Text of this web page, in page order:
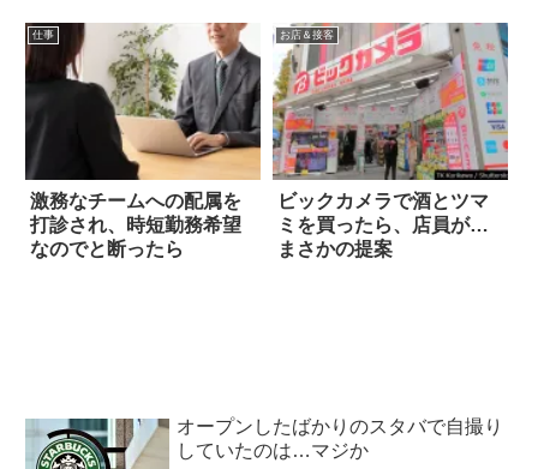
仕事
激務なチームへの配属を
打診され、時短勤務希望
なのでと断ったら
お店＆接客
ビックカメラで酒とツマ
ミを買ったら、店員が…
まさかの提案
オープンしたばかりのスタバで自撮り
していたのは…マジか